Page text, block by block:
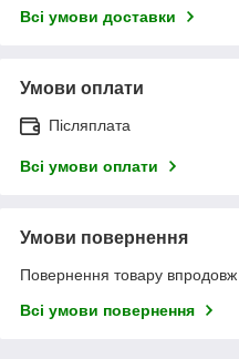
Всі умови доставки
Умови оплати
Післяплата
Всі умови оплати
Умови повернення
Повернення товару впродовж
Всі умови повернення